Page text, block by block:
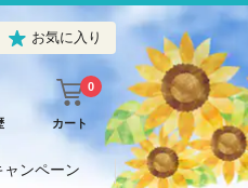
お気に入り
カート
0
ャンペーン